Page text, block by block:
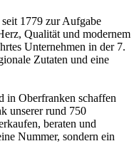
1779 zur Aufgabe
Qualität und modernem
Unternehmen in der 7.
Zutaten und eine
in Oberfranken schaffen
unserer rund 750
beraten und
Nummer, sondern ein